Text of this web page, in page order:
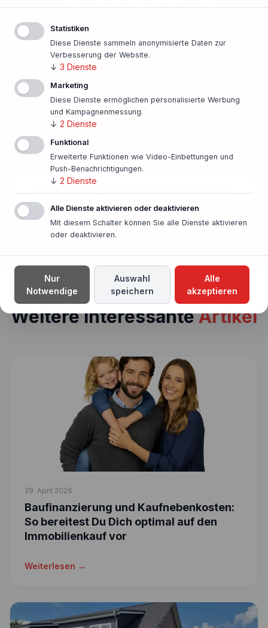
Nächstes?
Finanzierungsangebot einholen!
500 Banken im Vergleich
Persönlicher Ansprechpartner vor Ort
In nur einer Minute!
Weitere interessanteArtikel
29. April 2026
Baufinanzierung und Kaufnebenkosten:
So bereitest Du Dich optimal auf den
Immobilienkauf vor
Weiterlesen →
Statistiken
Diese Dienste sammeln anonymisierte Daten zur
Verbesserung der Website.
↓ 3 Dienste
Marketing
Diese Dienste ermöglichen personalisierte Werbung
und Kampagnenmessung.
↓ 2 Dienste
Funktional
Erweiterte Funktionen wie Video-Einbettungen und
Push-Benachrichtigungen.
↓ 2 Dienste
Alle Dienste aktivieren oder deaktivieren
Mit diesem Schalter können Sie alle Dienste aktivieren
oder deaktivieren.
Nur
Notwendige
Auswahl
speichern
Alle
akzeptieren